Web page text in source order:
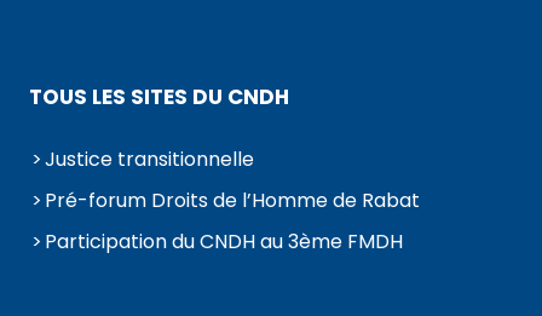
TOUS LES SITES DU CNDH
Justice transitionnelle
Pré-forum Droits de l’Homme de Rabat
Participation du CNDH au 3ème FMDH